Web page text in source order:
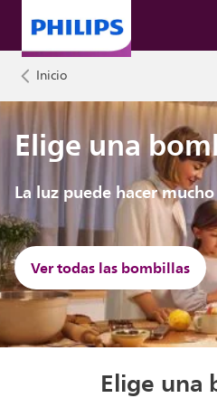
Inicio
Elige una
La luz puede hacer
Ver todas las bombillas
Elige una